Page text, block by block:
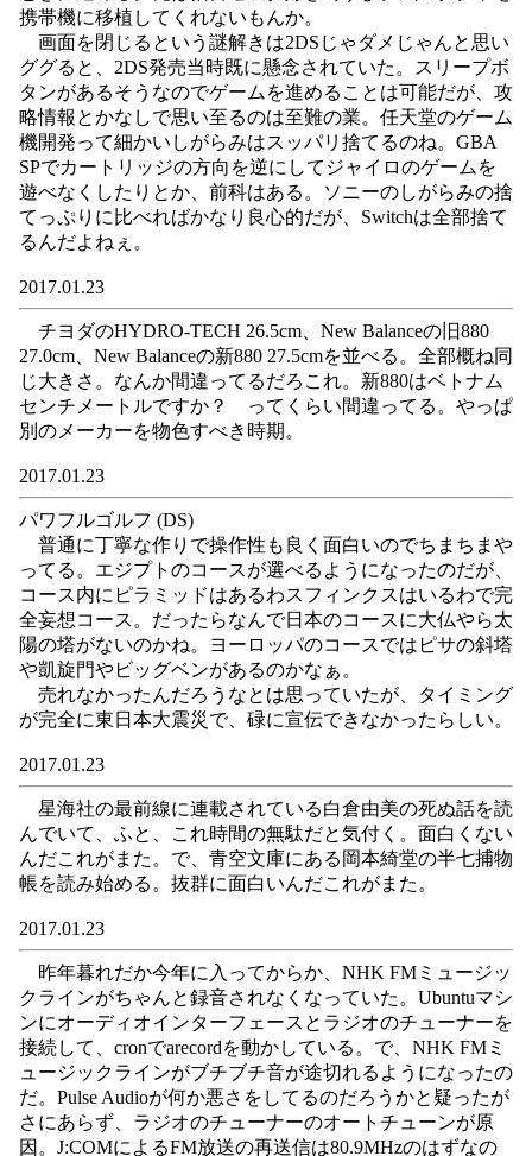
携帯機に移植してくれないもんか。
画面を閉じるという謎解きは2DSじゃダメじゃんと思い
ググると、2DS発売当時既に懸念されていた。スリープボ
タンがあるそうなのでゲームを進めることは可能だが、攻
略情報とかなしで思い至るのは至難の業。任天堂のゲーム
機開発って細かいしがらみはスッパリ捨てるのね。GBA
SPでカートリッジの方向を逆にしてジャイロのゲームを
遊べなくしたりとか、前科はある。ソニーのしがらみの捨
てっぷりに比べればかなり良心的だが、Switchは全部捨て
るんだよねぇ。
2017.01.23
チヨダのHYDRO-TECH 26.5cm、New Balanceの旧880
27.0cm、New Balanceの新880 27.5cmを並べる。全部概ね同
じ大きさ。なんか間違ってるだろこれ。新880はベトナム
センチメートルですか？ ってくらい間違ってる。やっぱ
別のメーカーを物色すべき時期。
2017.01.23
パワフルゴルフ (DS)
普通に丁寧な作りで操作性も良く面白いのでちまちまや
ってる。エジプトのコースが選べるようになったのだが、
コース内にピラミッドはあるわスフィンクスはいるわで完
全妄想コース。だったらなんで日本のコースに大仏やら太
陽の塔がないのかね。ヨーロッパのコースではピサの斜塔
や凱旋門やビッグベンがあるのかなぁ。
売れなかったんだろうなとは思っていたが、タイミング
が完全に東日本大震災で、碌に宣伝できなかったらしい。
2017.01.23
星海社の最前線に連載されている白倉由美の死ぬ話を読
んでいて、ふと、これ時間の無駄だと気付く。面白くない
んだこれがまた。で、青空文庫にある岡本綺堂の半七捕物
帳を読み始める。抜群に面白いんだこれがまた。
2017.01.23
昨年暮れだか今年に入ってからか、NHK FMミュージッ
クラインがちゃんと録音されなくなっていた。Ubuntuマシ
ンにオーディオインターフェースとラジオのチューナーを
接続して、cronでarecordを動かしている。で、NHK FMミ
ュージックラインがブチブチ音が途切れるようになったの
だ。Pulse Audioが何か悪さをしてるのだろうかと疑ったが
さにあらず、ラジオのチューナーのオートチューンが原
因。J:COMによるFM放送の再送信は80.9MHzのはずなの